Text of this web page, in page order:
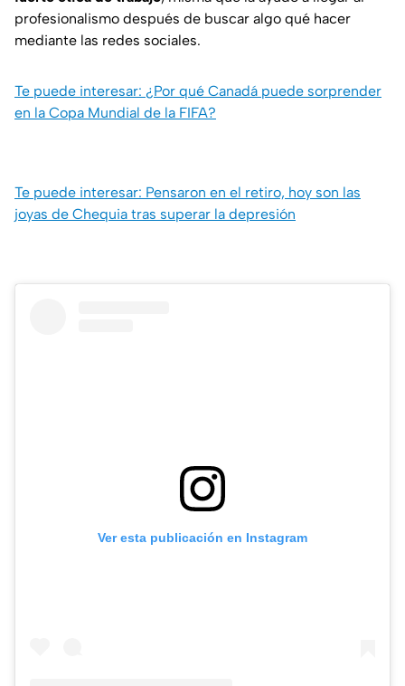
profesionalismo después de buscar algo qué hacer
mediante las redes sociales.
Te puede interesar: ¿Por qué Canadá puede sorprender
en la Copa Mundial de la FIFA?
Te puede interesar: Pensaron en el retiro, hoy son las
joyas de Chequia tras superar la depresión
Ver esta publicación en Instagram